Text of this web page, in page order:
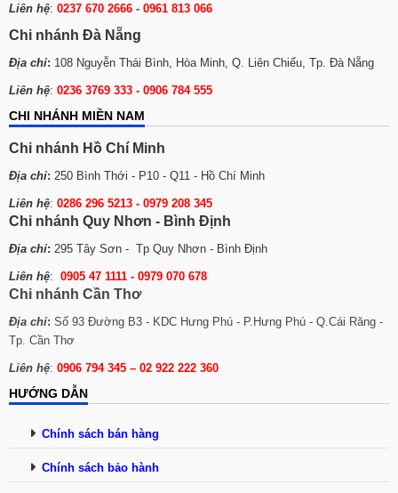
Liên hệ: 0237 670 2666 - 0961 813 066
Chi nhánh Đà Nẵng
Địa chỉ: 108 Nguyễn Thái Bình, Hòa Minh, Q. Liên Chiểu, Tp. Đà Nẵng
Liên hệ: 0236 3769 333 - 0906 784 555
CHI NHÁNH MIỀN NAM
Chi nhánh Hồ Chí Minh
Địa chỉ: 250 Bình Thới - P10 - Q11 - Hồ Chí Minh
Liên hệ: 0286 296 5213 - 0979 208 345
Chi nhánh Quy Nhơn - Bình Định
Địa chỉ: 295 Tây Sơn - Tp Quy Nhơn - Bình Định
Liên hệ: 0905 47 1111 - 0979 070 678
Chi nhánh Cần Thơ
Địa chỉ: Số 93 Đường B3 - KDC Hưng Phú - P.Hưng Phú - Q.Cái Răng -
Tp. Cần Thơ
Liên hệ: 0906 794 345 – 02 922 222 360
HƯỚNG DẪN
Chính sách bán hàng
Chính sách bảo hành